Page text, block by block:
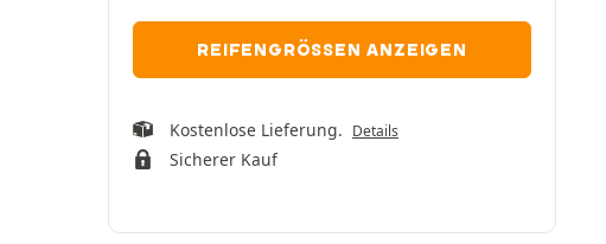
REIFENGRÖSSEN ANZEIGEN
Kostenlose Lieferung. Details
Sicherer Kauf